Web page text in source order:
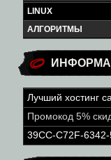
LINUX
АЛГОРИТМЫ
Лучший хостинг
Промокод 5%
39CC-C72F-